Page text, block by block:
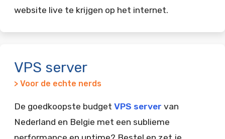
website live te krijgen op het internet.
VPS server
> Voor de echte nerds
De goedkoopste budget VPS server van
Nederland en Belgie met een sublieme